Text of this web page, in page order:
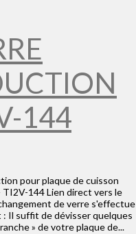
144
pour plaque de cuisson
TI2V-144 Lien direct vers le
de verre s'effectue
: Il suffit de dévisser quelques
» de votre plaque de...